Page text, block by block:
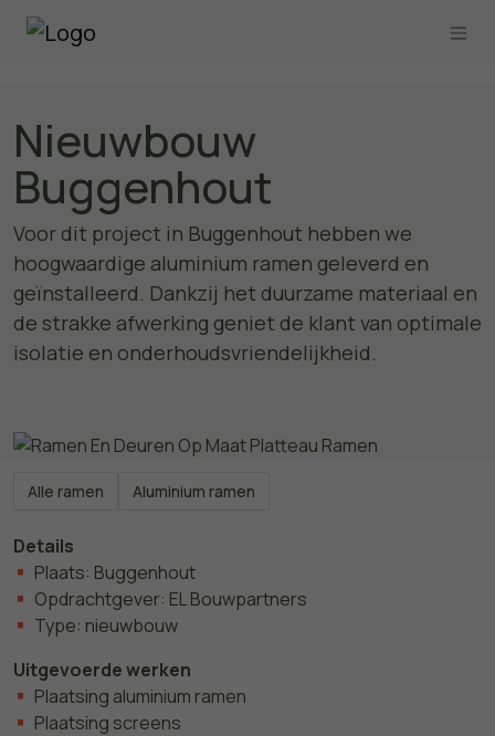
Nieuwbouw
Buggenhout
Voor dit project in Buggenhout hebben we
hoogwaardige aluminium ramen geleverd en
geïnstalleerd. Dankzij het duurzame materiaal en
de strakke afwerking geniet de klant van optimale
isolatie en onderhoudsvriendelijkheid.
Alle ramen Aluminium ramen
Details
Plaats: Buggenhout
Opdrachtgever: EL Bouwpartners
Type: nieuwbouw
Uitgevoerde werken
Plaatsing aluminium ramen
Plaatsing screens